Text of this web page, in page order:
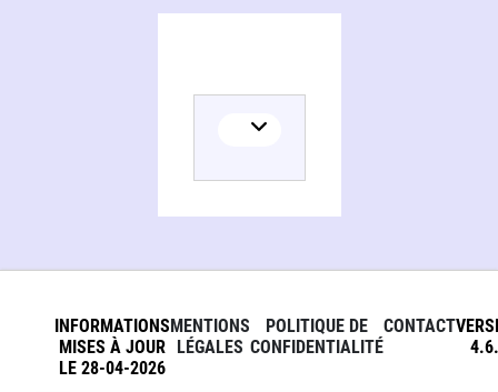
INFORMATIONS
MISES À JOUR
LE 28-04-2026
MENTIONS
LÉGALES
POLITIQUE DE
CONFIDENTIALITÉ
CONTACT